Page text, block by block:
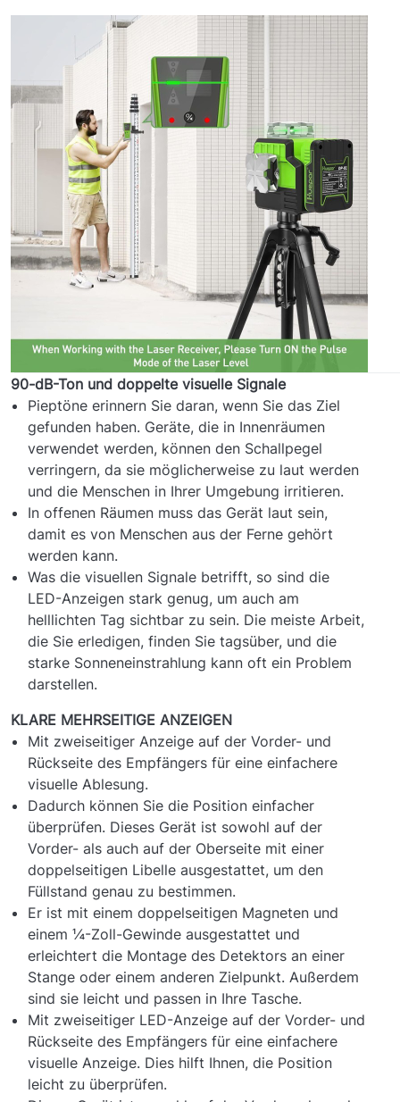
90-dB-Ton und doppelte visuelle Signale
Pieptöne erinnern Sie daran, wenn Sie das Ziel
gefunden haben. Geräte, die in Innenräumen
verwendet werden, können den Schallpegel
verringern, da sie möglicherweise zu laut werden
und die Menschen in Ihrer Umgebung irritieren.
In offenen Räumen muss das Gerät laut sein,
damit es von Menschen aus der Ferne gehört
werden kann.
Was die visuellen Signale betrifft, so sind die
LED-Anzeigen stark genug, um auch am
helllichten Tag sichtbar zu sein. Die meiste Arbeit,
die Sie erledigen, finden Sie tagsüber, und die
starke Sonneneinstrahlung kann oft ein Problem
darstellen.
KLARE MEHRSEITIGE ANZEIGEN
Mit zweiseitiger Anzeige auf der Vorder- und
Rückseite des Empfängers für eine einfachere
visuelle Ablesung.
Dadurch können Sie die Position einfacher
überprüfen. Dieses Gerät ist sowohl auf der
Vorder- als auch auf der Oberseite mit einer
doppelseitigen Libelle ausgestattet, um den
Füllstand genau zu bestimmen.
Er ist mit einem doppelseitigen Magneten und
einem ¼-Zoll-Gewinde ausgestattet und
erleichtert die Montage des Detektors an einer
Stange oder einem anderen Zielpunkt. Außerdem
sind sie leicht und passen in Ihre Tasche.
Mit zweiseitiger LED-Anzeige auf der Vorder- und
Rückseite des Empfängers für eine einfachere
visuelle Anzeige. Dies hilft Ihnen, die Position
leicht zu überprüfen.